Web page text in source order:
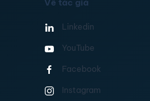
Về tác giả
Linkedin
YouTube
Facebook
Instagram